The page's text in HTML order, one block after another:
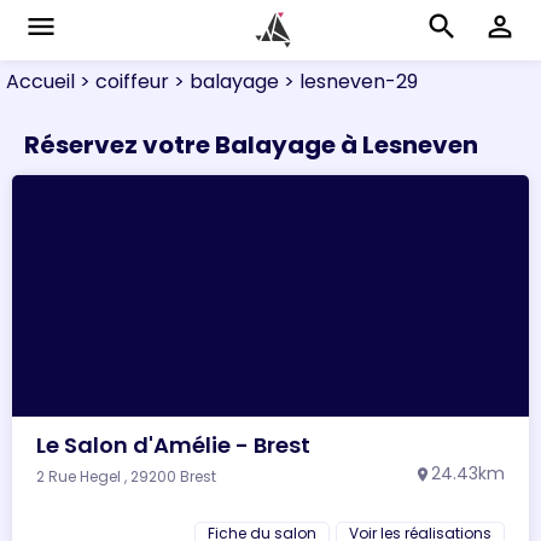
menu search perm_identity
Accueil > coiffeur > balayage > lesneven-29
Réservez votre Balayage à Lesneven
Le Salon d'Amélie - Brest
2 Rue Hegel , 29200 Brest location_on 24.43km
Fiche du salon Voir les réalisations